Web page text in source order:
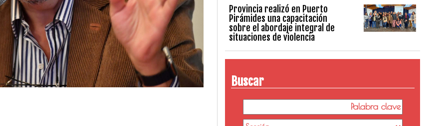
Provincia realizó en Puerto
Pirámides una capacitación
sobre el abordaje integral de
situaciones de violencia
Buscar